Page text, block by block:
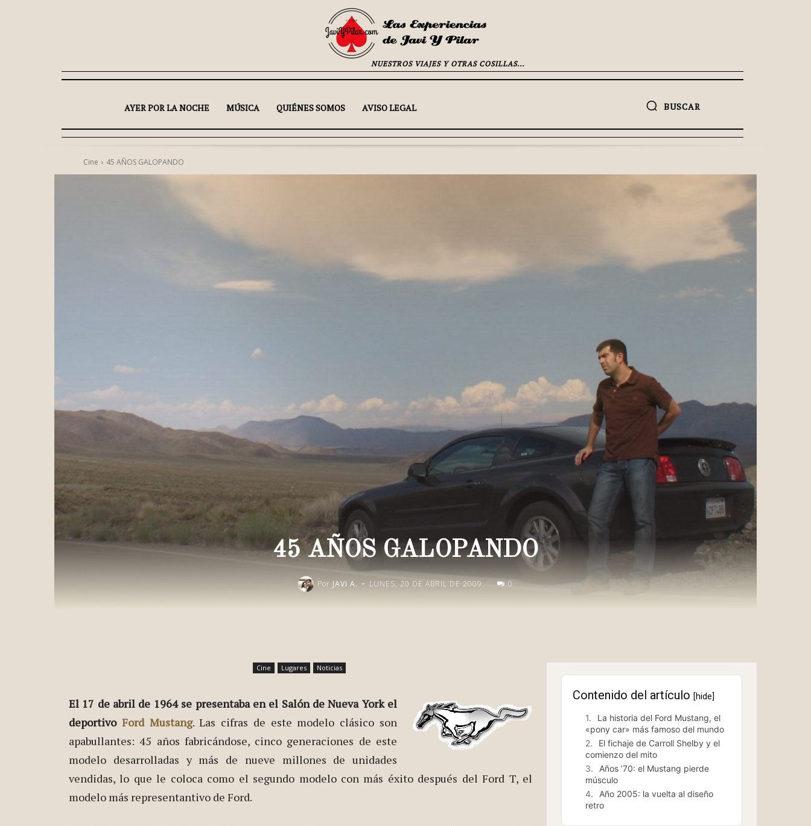
NUESTROS VIAJES Y OTRAS COSILLAS...
AYER POR LA NOCHE MÚSICA QUIÉNES SOMOS AVISO LEGAL BUSCAR
Cine 45 AÑOS GALOPANDO
45 AÑOS GALOPANDO
Por JAVI A. - LUNES, 20 DE ABRIL DE 2009 0
Cine Lugares Noticias
El 17 de abril de 1964 se presentaba en el Salón de Nueva York el
deportivo Ford Mustang. Las cifras de este modelo clásico son
apabullantes: 45 años fabricándose, cinco generaciones de este
modelo desarrolladas y más de nueve millones de unidades
vendidas, lo que le coloca como el segundo modelo con más éxito después del Ford T, el
modelo más representantivo de Ford.
Contenido del artículo [hide]
La historia del Ford Mustang, el
«pony car» más famoso del mundo
El fichaje de Carroll Shelby y el
comienzo del mito
Años ’70: el Mustang pierde
músculo
Año 2005: la vuelta al diseño
retro